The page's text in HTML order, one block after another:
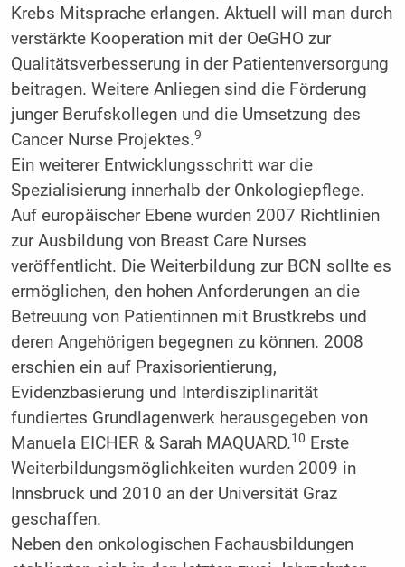
Krebs Mitsprache erlangen. Aktuell will man durch
verstärkte Kooperation mit der OeGHO zur
Qualitätsverbesserung in der Patientenversorgung
beitragen. Weitere Anliegen sind die Förderung
junger Berufskollegen und die Umsetzung des
Cancer Nurse Projektes.9
Ein weiterer Entwicklungsschritt war die
Spezialisierung innerhalb der Onkologiepflege.
Auf europäischer Ebene wurden 2007 Richtlinien
zur Ausbildung von Breast Care Nurses
veröffentlicht. Die Weiterbildung zur BCN sollte es
ermöglichen, den hohen Anforderungen an die
Betreuung von Patientinnen mit Brustkrebs und
deren Angehörigen begegnen zu können. 2008
erschien ein auf Praxisorientierung,
Evidenzbasierung und Interdisziplinarität
fundiertes Grundlagenwerk herausgegeben von
Manuela EICHER & Sarah MAQUARD.10 Erste
Weiterbildungsmöglichkeiten wurden 2009 in
Innsbruck und 2010 an der Universität Graz
geschaffen.
Neben den onkologischen Fachausbildungen